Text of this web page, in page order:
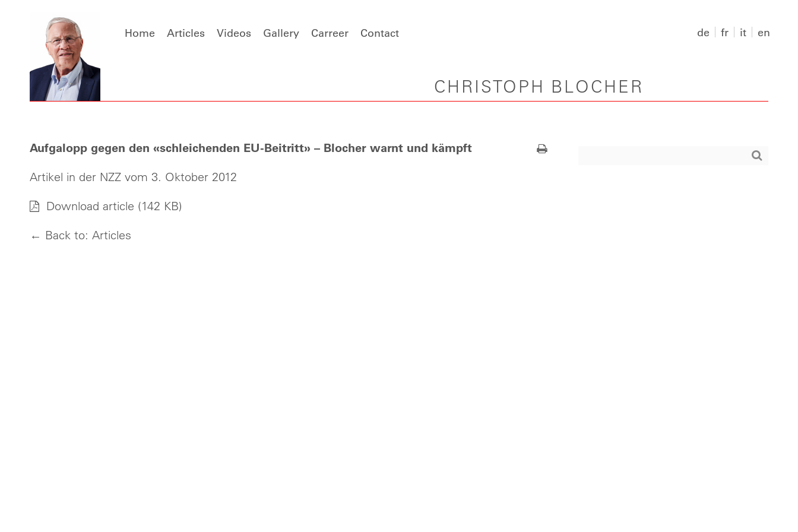
CHRISTOPH BLOCHER
Home Articles Videos Gallery Carreer Contact de fr it en
Aufgalopp gegen den «schleichenden EU-Beitritt» – Blocher warnt und kämpft
Artikel in der NZZ vom 3. Oktober 2012
Download article (142 KB)
← Back to: Articles